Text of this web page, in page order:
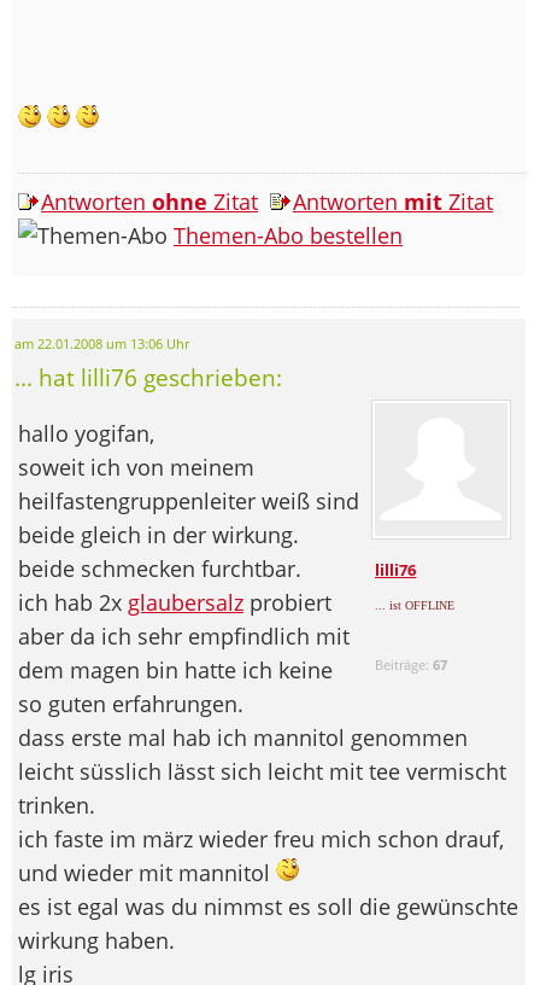
Antworten ohne Zitat Antworten mit Zitat
Themen-Abo bestellen
am 22.01.2008 um 13:06 Uhr
... hat lilli76 geschrieben:
lilli76
... ist OFFLINE
Beiträge:67
hallo yogifan,
soweit ich von meinem
heilfastengruppenleiter weiß sind
beide gleich in der wirkung.
beide schmecken furchtbar.
ich hab 2x glaubersalz probiert
aber da ich sehr empfindlich mit
dem magen bin hatte ich keine
so guten erfahrungen.
dass erste mal hab ich mannitol genommen
leicht süsslich lässt sich leicht mit tee vermischt
trinken.
ich faste im märz wieder freu mich schon drauf,
und wieder mit mannitol
es ist egal was du nimmst es soll die gewünschte
wirkung haben.
lg iris